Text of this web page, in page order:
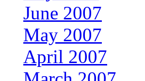
June 2007
May 2007
April 2007